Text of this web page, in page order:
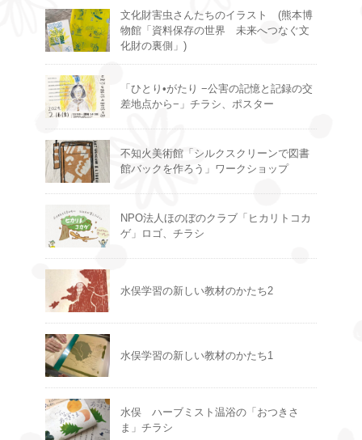
文化財害虫さんたちのイラスト (熊本博
物館「資料保存の世界 未来へつなぐ文
化財の裏側」)
「ひとり•がたり −公害の記憶と記録の交
差地点から−」チラシ、ポスター
不知火美術館「シルクスクリーンで図書
館バックを作ろう」ワークショップ
NPO法人ほのぼのクラブ「ヒカリトコカ
ゲ」ロゴ、チラシ
水俣学習の新しい教材のかたち2
水俣学習の新しい教材のかたち1
水俣 ハーブミスト温浴の「おつきさ
ま」チラシ